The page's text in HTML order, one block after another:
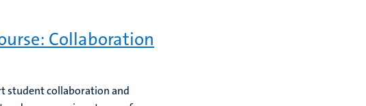
Collaboration
student collaboration and